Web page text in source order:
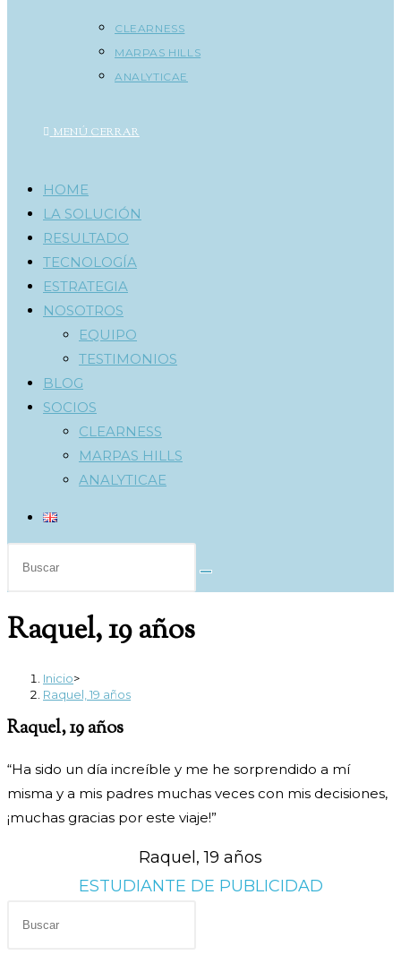
CLEARNESS
MARPAS HILLS
ANALYTICAE
MENÚ CERRAR
HOME
LA SOLUCIÓN
RESULTADO
TECNOLOGÍA
ESTRATEGIA
NOSOTROS
EQUIPO
TESTIMONIOS
BLOG
SOCIOS
CLEARNESS
MARPAS HILLS
ANALYTICAE
web
Raquel, 19 años
Inicio>
Raquel, 19 años
Raquel, 19 años
“Ha sido un día increíble y me he sorprendido a mí
misma y a mis padres muchas veces con mis decisiones,
¡muchas gracias por este viaje!”
Raquel, 19 años
ESTUDIANTE DE PUBLICIDAD